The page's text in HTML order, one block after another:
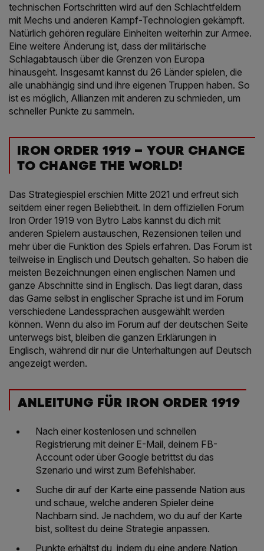
technischen Fortschritten wird auf den Schlachtfeldern
mit Mechs und anderen Kampf-Technologien gekämpft.
Natürlich gehören reguläre Einheiten weiterhin zur Armee.
Eine weitere Änderung ist, dass der militärische
Schlagabtausch über die Grenzen von Europa
hinausgeht. Insgesamt kannst du 26 Länder spielen, die
alle unabhängig sind und ihre eigenen Truppen haben. So
ist es möglich, Allianzen mit anderen zu schmieden, um
schneller Punkte zu sammeln.
IRON ORDER 1919 – YOUR CHANCE
TO CHANGE THE WORLD!
Das Strategiespiel erschien Mitte 2021 und erfreut sich
seitdem einer regen Beliebtheit. In dem offiziellen Forum
Iron Order 1919 von Bytro Labs kannst du dich mit
anderen Spielern austauschen, Rezensionen teilen und
mehr über die Funktion des Spiels erfahren. Das Forum ist
teilweise in Englisch und Deutsch gehalten. So haben die
meisten Bezeichnungen einen englischen Namen und
ganze Abschnitte sind in Englisch. Das liegt daran, dass
das Game selbst in englischer Sprache ist und im Forum
verschiedene Landessprachen ausgewählt werden
können. Wenn du also im Forum auf der deutschen Seite
unterwegs bist, bleiben die ganzen Erklärungen in
Englisch, während dir nur die Unterhaltungen auf Deutsch
angezeigt werden.
ANLEITUNG FÜR IRON ORDER 1919
Nach einer kostenlosen und schnellen
Registrierung mit deiner E-Mail, deinem FB-
Account oder über Google betrittst du das
Szenario und wirst zum Befehlshaber.
Suche dir auf der Karte eine passende Nation aus
und schaue, welche anderen Spieler deine
Nachbarn sind. Je nachdem, wo du auf der Karte
bist, solltest du deine Strategie anpassen.
Punkte erhältst du, indem du eine andere Nation